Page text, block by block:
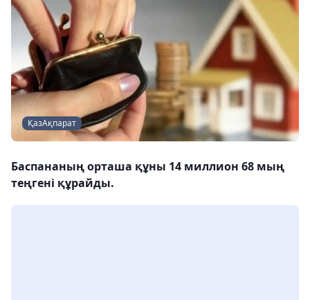
ҚазАқпарат
Баспананың орташа құны 14 миллион 68 мың
теңгені құрайды.